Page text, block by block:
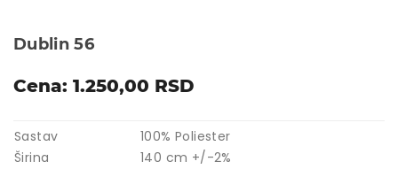
Dublin 56
Cena: 1.250,00 RSD
Sastav
100% Poliester
Širina
140 cm +/-2%